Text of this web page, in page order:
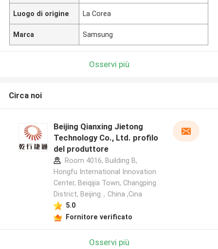
Luogo di origine La Corea
Marca Samsung
Osservi più
Circa noi
Beijing Qianxing Jietong
Technology Co., Ltd. profilo
del produttore
Room 4016, Building B,
Hongfu International Innovation
Center, Beiqijia Town, Changping
District, Beijing，China ,Cina
5.0
Fornitore verificato
Osservi più